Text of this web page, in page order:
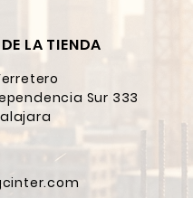
LA TIENDA
Sur 333